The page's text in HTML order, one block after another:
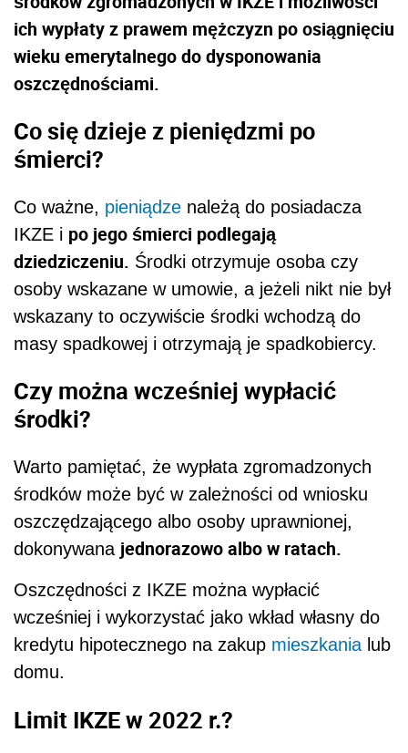
ich wypłaty z prawem mężczyzn po osiągnięciu
wieku emerytalnego do dysponowania
oszczędnościami.
Co się dzieje z pieniędzmi po
śmierci?
Co ważne, pieniądze należą do posiadacza
IKZE i po jego śmierci podlegają
dziedziczeniu. Środki otrzymuje osoba czy
osoby wskazane w umowie, a jeżeli nikt nie był
wskazany to oczywiście środki wchodzą do
masy spadkowej i otrzymają je spadkobiercy.
Czy można wcześniej wypłacić
środki?
Warto pamiętać, że wypłata zgromadzonych
środków może być w zależności od wniosku
oszczędzającego albo osoby uprawnionej,
dokonywana jednorazowo albo w ratach.
Oszczędności z IKZE można wypłacić
wcześniej i wykorzystać jako wkład własny do
kredytu hipotecznego na zakup mieszkania lub
domu.
Limit IKZE w 2022 r.?